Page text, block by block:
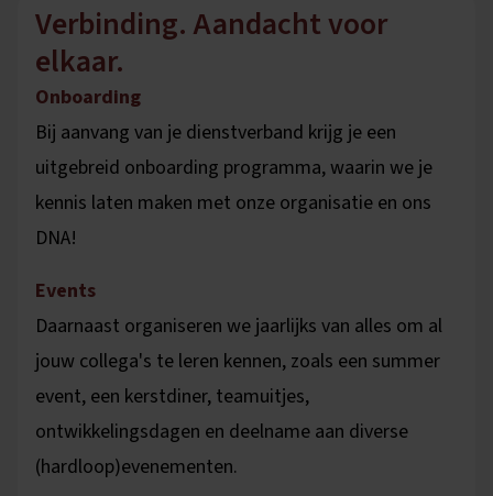
Verbinding. Aandacht voor
elkaar.
Onboarding
Bij aanvang van je dienstverband krijg je een
uitgebreid onboarding programma, waarin we je
kennis laten maken met onze organisatie en ons
DNA!
Events
Daarnaast organiseren we jaarlijks van alles om al
jouw collega's te leren kennen, zoals een summer
event, een kerstdiner, teamuitjes,
ontwikkelingsdagen en deelname aan diverse
(hardloop)evenementen.